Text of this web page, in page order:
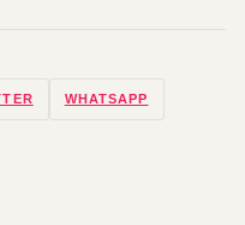
WHATSAPP